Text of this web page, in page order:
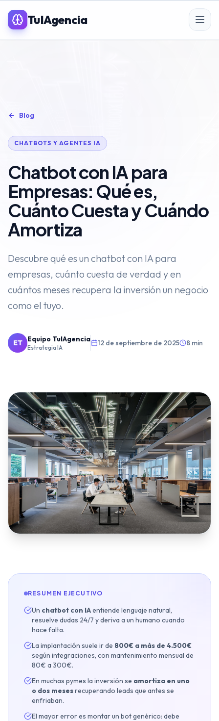
TuIAgencia
SEO para eCommerce
Linkbuilding & PR
Auditoría SEO
VENTAS
⭐️ Agentes de IA
Publicidad Paid Media
Email Marketing
SECTORES
Inmobiliarias Restaurantes y Hostelería
Clínicas Dentales Gimnasios y Fitness
Talleres y Concesionarios Estética y Wellness
Servicios Legales
Blog y Noticias
Agendar Auditoría IA Gratis
Blog
CHATBOTS Y AGENTES IA
Chatbot con IA para
Empresas: Qué es,
Cuánto Cuesta y Cuándo
Amortiza
Descubre qué es un chatbot con IA para
empresas, cuánto cuesta de verdad y en
cuántos meses recupera la inversión un negocio
como el tuyo.
ET Equipo TuIAgencia
Estrategia IA
12 de septiembre de 2025 8 min
RESUMEN EJECUTIVO
Un chatbot con IAentiende lenguaje natural,
resuelve dudas 24/7 y deriva a un humano cuando
hace falta.
La implantación suele ir de 800€ a más de 4.500€
según integraciones, con mantenimiento mensual de
80€ a 300€.
En muchas pymes la inversión se amortiza en uno
o dos mesesrecuperando leads que antes se
enfriaban.
El mayor error es montar un bot genérico: debe